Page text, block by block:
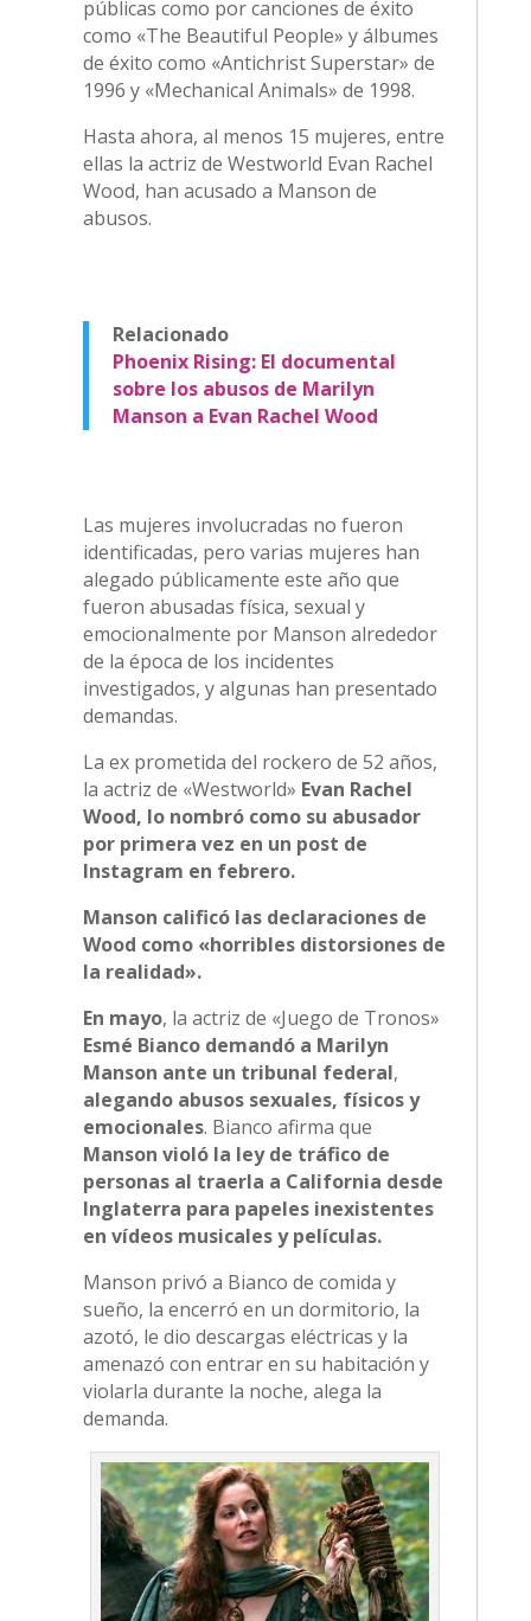
públicas como por canciones de éxito
como «The Beautiful People» y álbumes
de éxito como «Antichrist Superstar» de
1996 y «Mechanical Animals» de 1998.
Hasta ahora, al menos 15 mujeres, entre
ellas la actriz de Westworld Evan Rachel
Wood, han acusado a Manson de
abusos.
Relacionado
Phoenix Rising: El documental
sobre los abusos de Marilyn
Manson a Evan Rachel Wood
Las mujeres involucradas no fueron
identificadas, pero varias mujeres han
alegado públicamente este año que
fueron abusadas física, sexual y
emocionalmente por Manson alrededor
de la época de los incidentes
investigados, y algunas han presentado
demandas.
La ex prometida del rockero de 52 años,
la actriz de «Westworld» Evan Rachel
Wood, lo nombró como su abusador
por primera vez en un post de
Instagram en febrero.
Manson calificó las declaraciones de
Wood como «horribles distorsiones de
la realidad».
En mayo, la actriz de «Juego de Tronos»
Esmé Bianco demandó a Marilyn
Manson ante un tribunal federal,
alegando abusos sexuales, físicos y
emocionales. Bianco afirma que
Manson violó la ley de tráfico de
personas al traerla a California desde
Inglaterra para papeles inexistentes
en vídeos musicales y películas.
Manson privó a Bianco de comida y
sueño, la encerró en un dormitorio, la
azotó, le dio descargas eléctricas y la
amenazó con entrar en su habitación y
violarla durante la noche, alega la
demanda.